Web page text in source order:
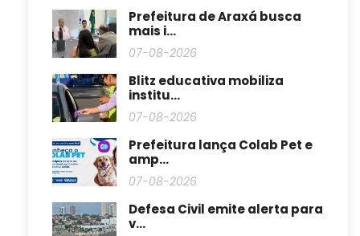
Prefeitura de Araxá busca
mais i...
07-08-2026
Blitz educativa mobiliza
institu...
07-08-2026
Prefeitura lança Colab Pet e
amp...
07-08-2026
Defesa Civil emite alerta para
v...